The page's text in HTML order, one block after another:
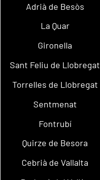
Adrià de Besòs
La Quar
Gironella
Sant Feliu de Llobregat
Torrelles de Llobregat
Sentmenat
Fontrubí
Quirze de Besora
Cebrià de Vallalta